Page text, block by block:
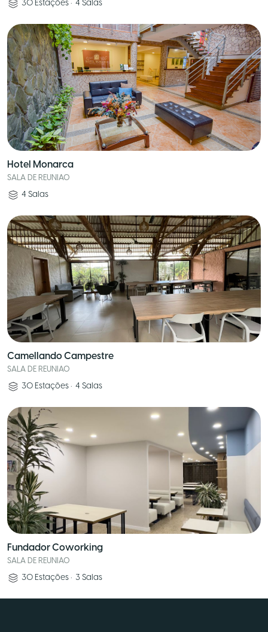
30 Estações • 4 Salas
Hotel Monarca
SALA DE REUNIAO
4 Salas
Camellando Campestre
SALA DE REUNIAO
30 Estações • 4 Salas
Fundador Coworking
SALA DE REUNIAO
30 Estações • 3 Salas